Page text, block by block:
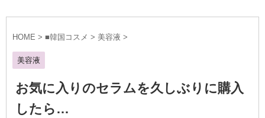
HOME > ■韓国コスメ > 美容液 >
美容液
お気に入りのセラムを久しぶりに購入
したら…